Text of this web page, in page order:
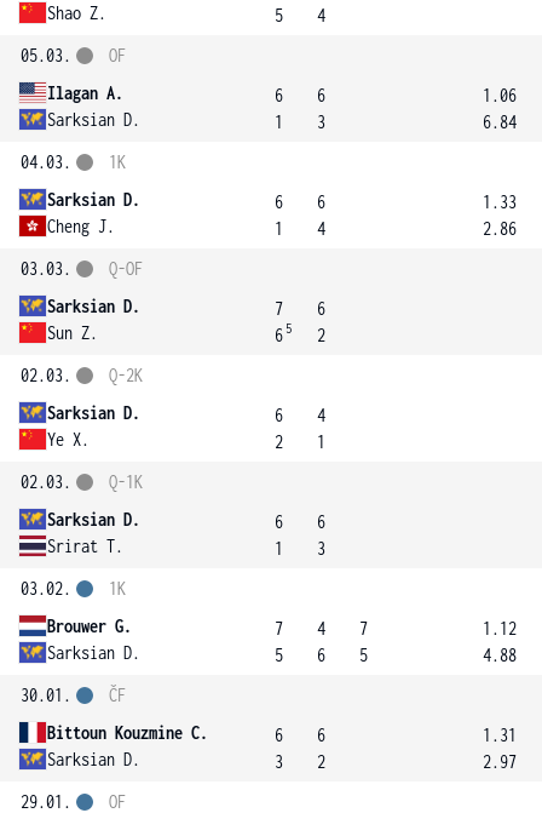
Shao Z.
5
4
05.03.
Ilagan A.
Sarksian D.
OF
6
1
6
3
1.06
6.84
04.03.
Sarksian D.
Cheng J.
1K
6
1
6
4
1.33
2.86
03.03.
Sarksian D.
Sun Z.
Q-OF
7
6 5
6
2
02.03.
Sarksian D.
Ye X.
Q-2K
6
2
4
1
02.03.
Sarksian D.
Srirat T.
Q-1K
6
1
6
3
03.02.
Brouwer G.
Sarksian D.
1K
7
5
4
6
7
5
1.12
4.88
30.01.
Bittoun Kouzmine C.
Sarksian D.
ČF
6
3
6
2
1.31
2.97
29.01.
OF